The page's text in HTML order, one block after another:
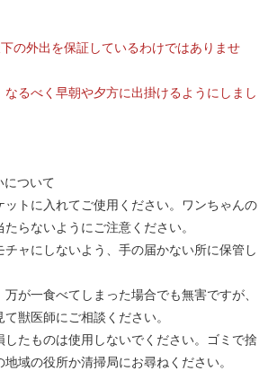
の外出を保証しているわけではありませ
るべく早朝や夕方に出掛けるようにしまし
ついて
ットに入れてご使用ください。ワンちゃんの
らないようにご注意ください。
チャにしないよう、手の届かない所に保管し
万が一食べてしまった場合でも無害ですが、
獣医師にご相談ください。
したものは使用しないでください。ゴミで捨
域の役所か清掃局にお尋ねください。